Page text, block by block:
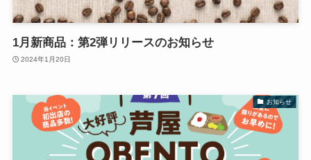
1月新商品：第2弾リリースのお知らせ
2024年1月20日
お知らせ